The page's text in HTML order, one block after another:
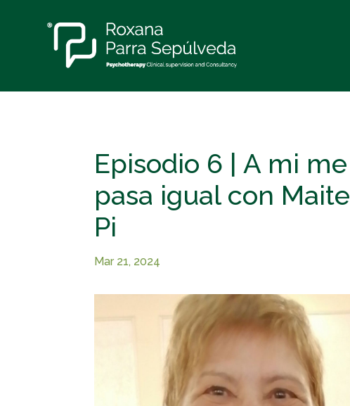
Episodio 6 | A mi me
pasa igual con Maite
Pi
Mar 21, 2024